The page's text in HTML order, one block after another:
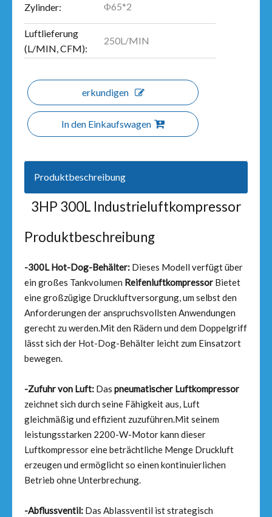
Zylinder: Φ65*2
Luftlieferung
(L/MIN, CFM):
250L/MIN
erkundigen
In den Einkaufswagen
Produktbeschreibung
3HP 300L Industrieluftkompressor
Produktbeschreibung
-300L Hot-Dog-Behälter: Dieses Modell verfügt über
ein großes Tankvolumen Reifenluftkompressor Bietet
eine großzügige Druckluftversorgung, um selbst den
Anforderungen der anspruchsvollsten Anwendungen
gerecht zu werden.Mit den Rädern und dem Doppelgriff
lässt sich der Hot-Dog-Behälter leicht zum Einsatzort
bewegen.
-Zufuhr von Luft: Das pneumatischer Luftkompressor
zeichnet sich durch seine Fähigkeit aus, Luft
gleichmäßig und effizient zuzuführen.Mit seinem
leistungsstarken 2200-W-Motor kann dieser
Luftkompressor eine beträchtliche Menge Druckluft
erzeugen und ermöglicht so einen kontinuierlichen
Betrieb ohne Unterbrechung.
-Abflussventil: Das Ablassventil ist strategisch